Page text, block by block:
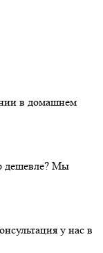
в домашнем
дешевле? Мы
у нас в